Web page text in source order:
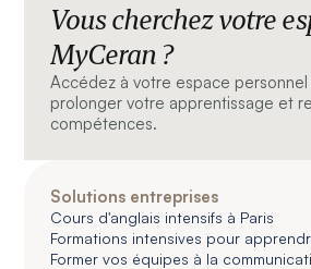
Vous cherchez votre
MyCeran ?
Accédez à votre espace personnel
prolonger votre apprentissage et
compétences.
Solutions entreprises
Cours d'anglais intensifs à Paris
Formations intensives pour
Former vos équipes à la